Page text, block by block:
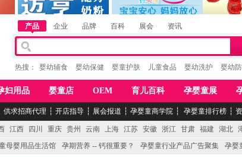
湖南迈亨母婴用品有限公司 香港欧嘻高婴童用品公司
产品 企业 品牌 百科 展会 资讯
热搜： 婴幼辅食 婴幼保健 婴童护肤 儿童食品 婴幼洗护 婴幼
妇用品 婴童店 OEM 育儿百科 孕婴童展
供求招商代理 ┆ 开店指导 ┆ 展会报道 ┆ 孕婴童商学院 ┆ 孕婴童排行榜 ┆
江西 四川 重庆 贵州 云南 上海 江苏 安徽 浙江 甘肃 福建 湖北
母婴用品生活馆
孕期营养 -- 钙很重要？ 孕婴童行业产品广告聚集 孕婴